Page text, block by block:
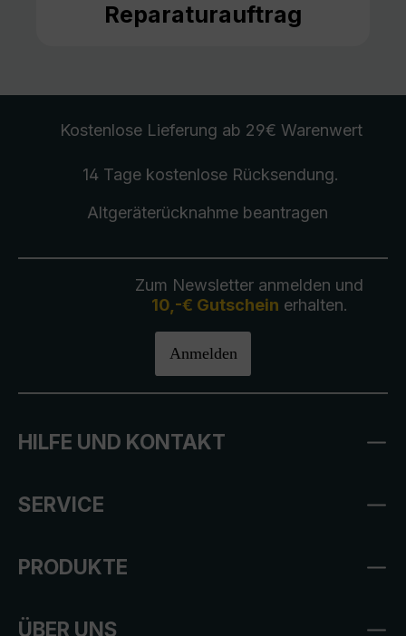
Reparaturauftrag
Kostenlose Lieferung ab 29€ Warenwert
14 Tage kostenlose Rücksendung.
Altgeräterücknahmebeantragen
Zum Newsletter anmelden und
10,-€ Gutschein erhalten.
Anmelden
HILFE UND KONTAKT
SERVICE
PRODUKTE
ÜBER UNS